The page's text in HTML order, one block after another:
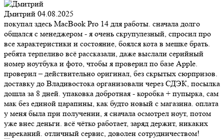
Дмитрий 04.08.2025
покупал здесь MacBook Pro 14 для работы. сначала долго
общался с менеджером - я очень скрупулезный, спросил про
все характеристики и состояние, боялся кота в мешке брать.
ребята терпеливо всё рассказали, даже выслали серийный
номер ноутбука и фото, чтобы я проверил по базе Apple.
проверил – действительно оригинал, без скрытых сюрпризов.
доставку до Владивостока организовали через СДЭК, посылка
дошла за 8 дней. упаковка добротная - коробка + пупырка, сам
мак без единой царапины, как будто новый с магазина. оплата
у меня была при получении, я сначала осмотрел ноут, потом
уже внес деньги. всё чётко работает, заряд держит, никаких
нареканий. отличный сервис, доволен сотрудничеством!